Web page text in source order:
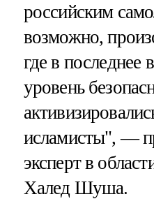
российским
возможно,
где в последнее
уровень
исламисты", —
эксперт в
Халед Шуша.